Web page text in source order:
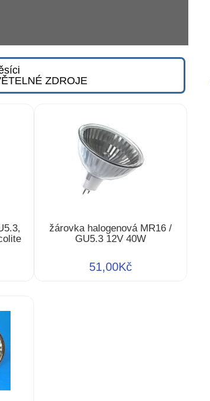
ZDROJE
žárovka halogenová MR16 /
GU5.3 12V 40W
51,00Kč